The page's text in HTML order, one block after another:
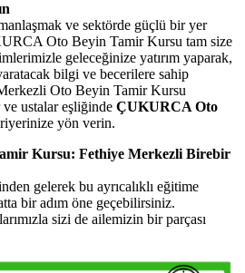
ve sektörde güçlü bir yer
Oto Beyin Tamir Kursu tam size
geleceğinize yatırım yaparak,
bilgi ve becerilere sahip
Oto Beyin Tamir Kursu
ustalar eşliğinde ÇUKURCA Oto
yön verin.
Kursu: Fethiye Merkezli Birebir
gelerek bu ayrıcalıklı eğitime
bir adım öne geçebilirsiniz.
sizi de ailemizin bir parçası